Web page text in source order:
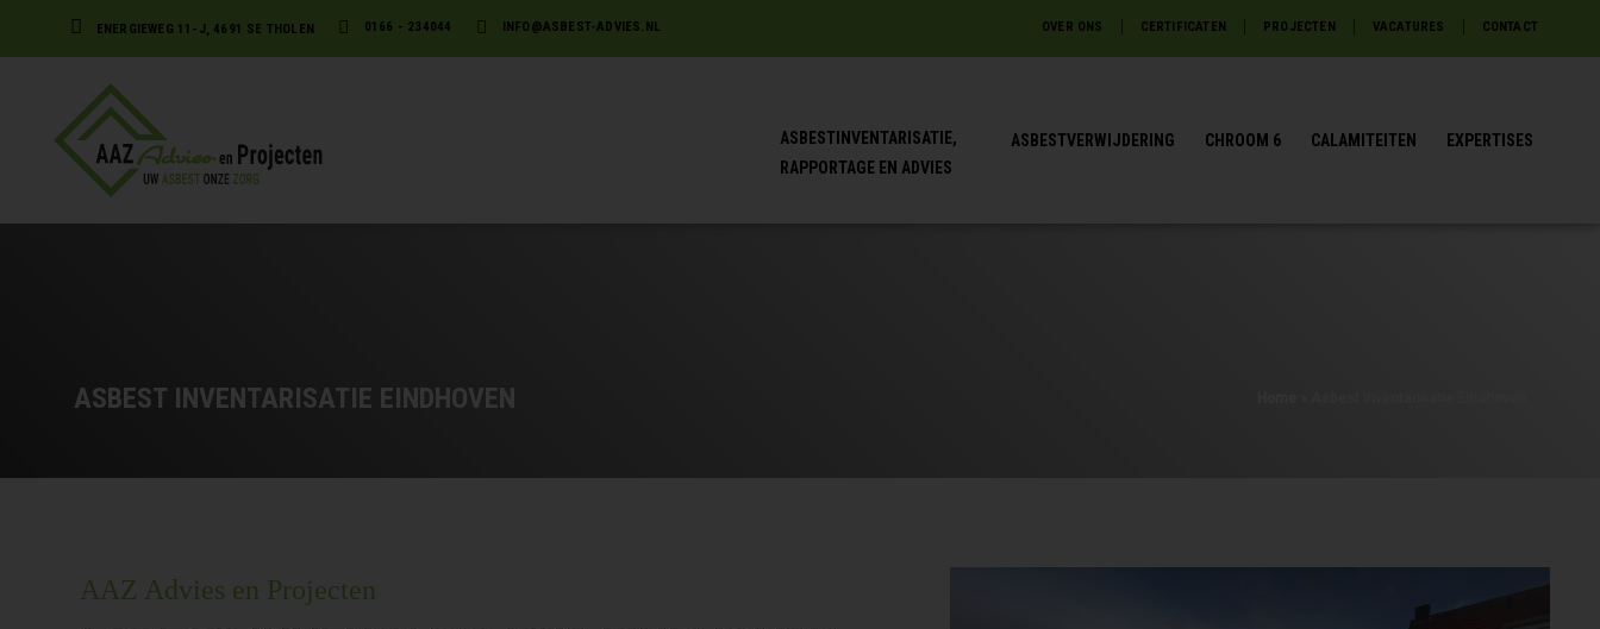
ENERGIEWEG 11-J, 4691 SE THOLEN 0166 - 234044 INFO@ASBEST-ADVIES.NL OVER ONS CERTIFICATEN PROJECTEN VACATURES CONTACT
ASBESTINVENTARISATIE,
RAPPORTAGE EN ADVIES
ASBESTVERWIJDERING CHROOM 6 CALAMITEITEN EXPERTISES
ASBEST INVENTARISATIE EINDHOVEN
AAZ Advies en Projecten